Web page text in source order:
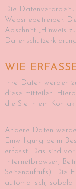
Die
Websitebetreiber.
Abschnitt „Hinweis
WIE
Ihre Daten werden
diese mitteilen.
die Sie in ein
Andere Daten
Einwilligung beim
erfasst. Das sind
Internetbrowser,
Seitenaufrufs). Die
automatisch, sobald